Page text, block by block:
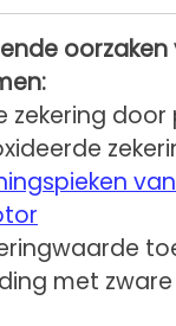
oorzaken
zekering door
van
met